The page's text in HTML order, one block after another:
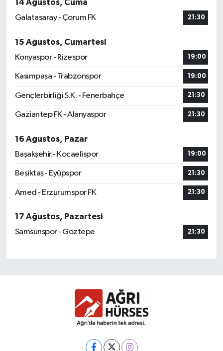
14 Ağustos, Cuma
Galatasaray - Çorum FK
21:30
15 Ağustos, Cumartesi
Konyaspor - Rizespor
19:00
Kasımpaşa - Trabzonspor 19:00
Gençlerbirliği S.K. - Fenerbahçe 21:30
Gaziantep FK - Alanyaspor 21:30
16 Ağustos, Pazar
Başakşehir - Kocaelispor
19:00
Beşiktaş - Eyüpspor 21:30
Amed - Erzurumspor FK 21:30
17 Ağustos, Pazartesi
Samsunspor - Göztepe
21:30